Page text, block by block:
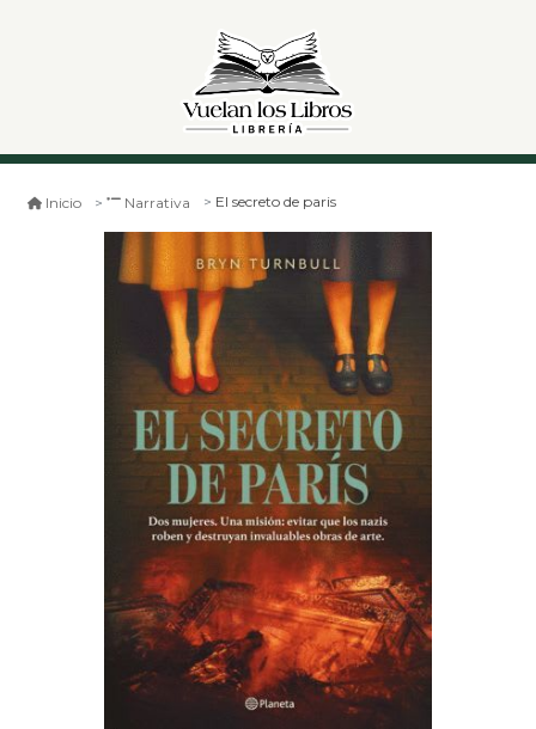
Inicio Narrativa El secreto de paris